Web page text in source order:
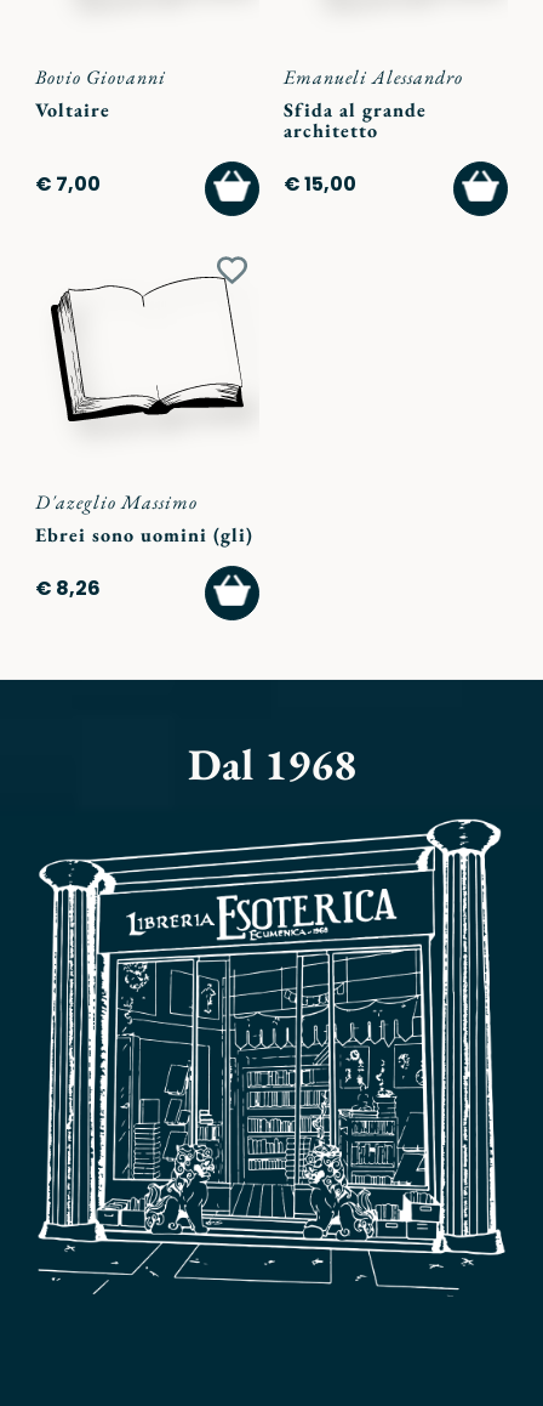
Bovio Giovanni
Voltaire
€ 7,00
AGGIUNGI
AL
CARRELLO
Emanueli Alessandro
Sfida al grande
architetto
€ 15,00
AL
Aggiungi
ai
preferiti
D'azeglio Massimo
Ebrei sono uomini (gli)
€ 8,26
AGGIUNGI
AL
CARRELLO
Dal 1968